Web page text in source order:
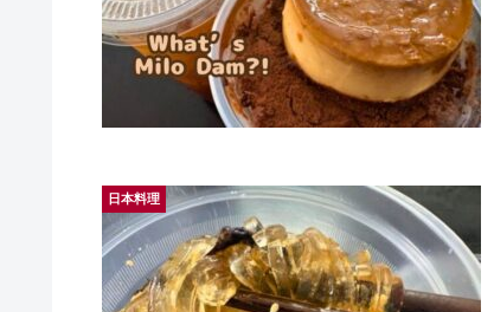
日本料理